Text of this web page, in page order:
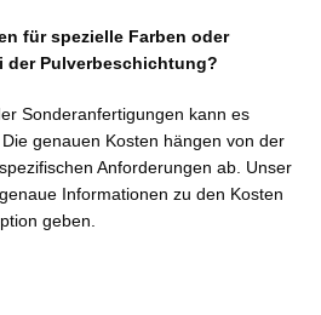
für spezielle Farben oder
der Pulverbeschichtung?
Sonderanfertigungen kann es
genauen Kosten hängen von der
Anforderungen ab. Unser
Informationen zu den Kosten
geben.